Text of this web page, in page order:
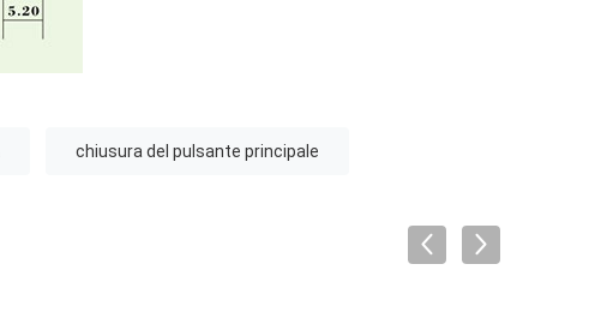
chiusura del pulsante principale